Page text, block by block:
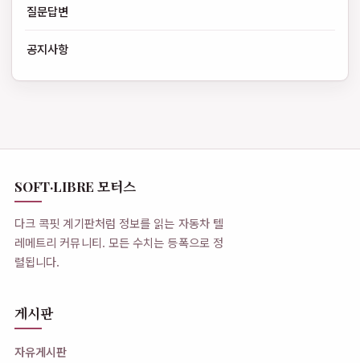
질문답변
공지사항
SOFT·LIBRE 모터스
다크 콕핏 계기판처럼 정보를 읽는 자동차 텔
레메트리 커뮤니티. 모든 수치는 등폭으로 정
렬됩니다.
게시판
자유게시판